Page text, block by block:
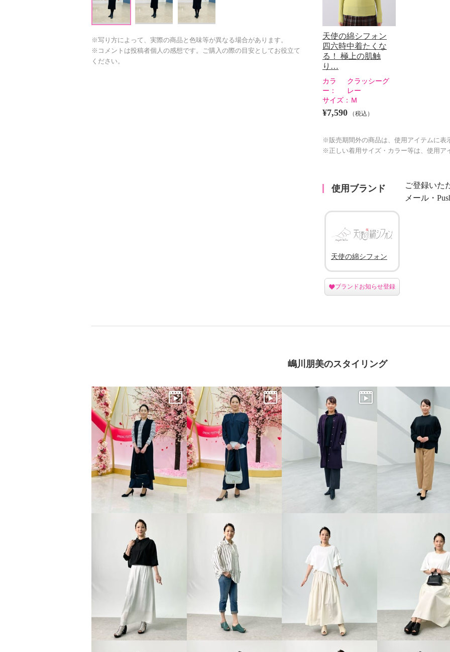
※写り方によって、実際の商品と色味等が異なる場合があります。
※コメントは投稿者個人の感想です。ご購入の際の目安としてお役立て
ください。
天使の綿シフォン
四六時中着たくな
る！ 極上の肌触
り…
カラ
ー：
クラッシーグ
レー
サイズ： Ｍ
¥7,590 （税込）
※販売期間外の商品は、使用アイテムに表
※正しい着用サイズ・カラー等は、使用ア
使用ブランド
ご登録いた
メール・
天使の綿シフォン
ブランドお知らせ登録
嶋川朋美のスタイリング